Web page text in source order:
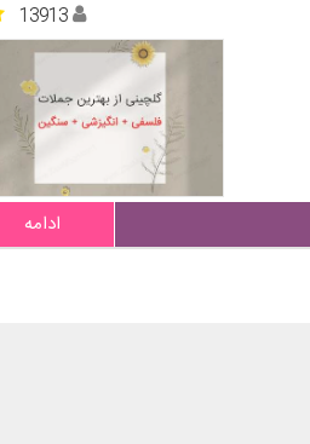
13913
ادامه